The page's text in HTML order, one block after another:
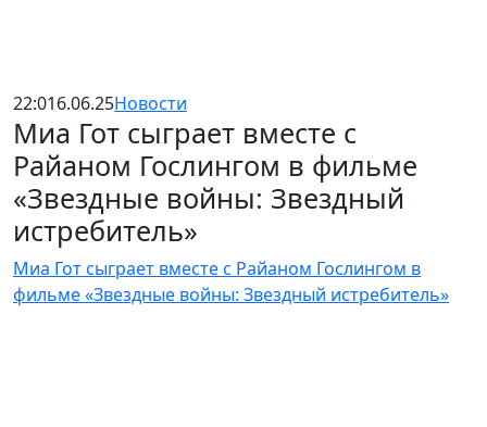
22:016.06.25Новости
Миа Гот сыграет вместе с
Райаном Гослингом в фильме
«Звездные войны: Звездный
истребитель»
Миа Гот сыграет вместе с Райаном Гослингом в
фильме «Звездные войны: Звездный истребитель»